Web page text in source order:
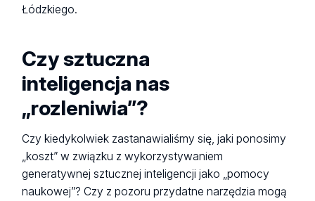
Łódzkiego.
Czy sztuczna
inteligencja nas
„rozleniwia”?
Czy kiedykolwiek zastanawialiśmy się, jaki ponosimy
„koszt” w związku z wykorzystywaniem
generatywnej sztucznej inteligencji jako „pomocy
naukowej”? Czy z pozoru przydatne narzędzia mogą